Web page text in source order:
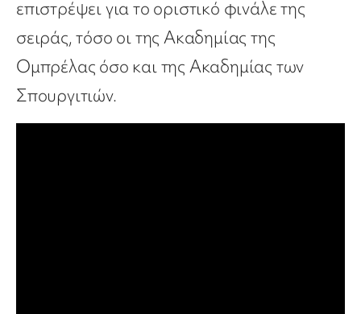
επιστρέψει για το οριστικό φινάλε της
σειράς, τόσο οι της Ακαδημίας της
Ομπρέλας όσο και της Ακαδημίας των
Σπουργιτιών.